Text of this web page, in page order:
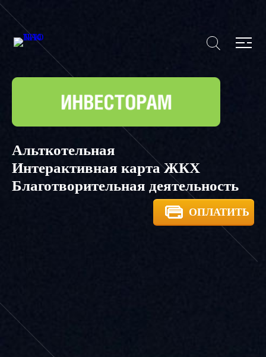
ОПЛАТИТЬ
Альткотельная
Интерактивная карта ЖКХ
Благотворительная деятельность